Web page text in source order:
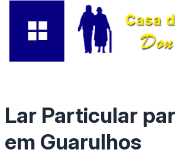
Lar Particular
em Guarulhos